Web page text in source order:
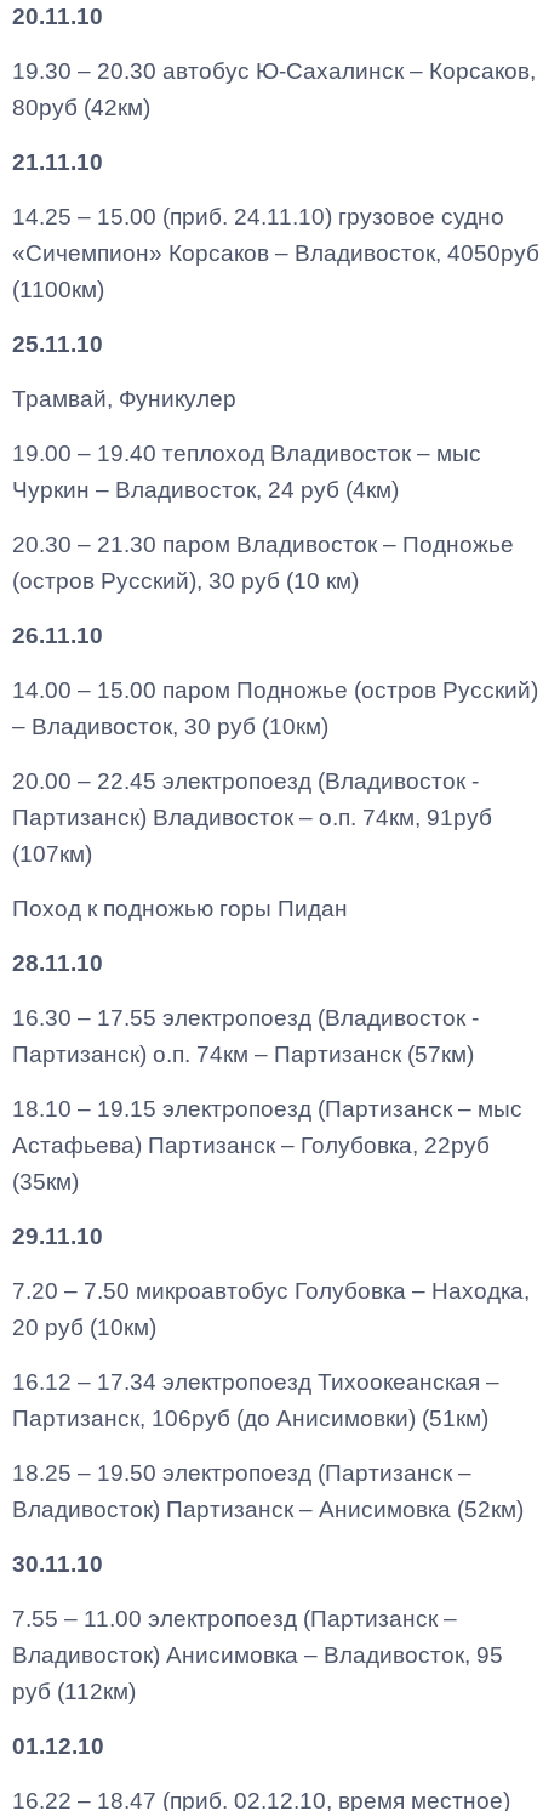
20.11.10
19.30 – 20.30 автобус Ю-Сахалинск – Корсаков,
80руб (42км)
21.11.10
14.25 – 15.00 (приб. 24.11.10) грузовое судно
«Сичемпион» Корсаков – Владивосток, 4050руб
(1100км)
25.11.10
Трамвай, Фуникулер
19.00 – 19.40 теплоход Владивосток – мыс
Чуркин – Владивосток, 24 руб (4км)
20.30 – 21.30 паром Владивосток – Подножье
(остров Русский), 30 руб (10 км)
26.11.10
14.00 – 15.00 паром Подножье (остров Русский)
– Владивосток, 30 руб (10км)
20.00 – 22.45 электропоезд (Владивосток -
Партизанск) Владивосток – о.п. 74км, 91руб
(107км)
Поход к подножью горы Пидан
28.11.10
16.30 – 17.55 электропоезд (Владивосток -
Партизанск) о.п. 74км – Партизанск (57км)
18.10 – 19.15 электропоезд (Партизанск – мыс
Астафьева) Партизанск – Голубовка, 22руб
(35км)
29.11.10
7.20 – 7.50 микроавтобус Голубовка – Находка,
20 руб (10км)
16.12 – 17.34 электропоезд Тихоокеанская –
Партизанск, 106руб (до Анисимовки) (51км)
18.25 – 19.50 электропоезд (Партизанск –
Владивосток) Партизанск – Анисимовка (52км)
30.11.10
7.55 – 11.00 электропоезд (Партизанск –
Владивосток) Анисимовка – Владивосток, 95
руб (112км)
01.12.10
16.22 – 18.47 (приб. 02.12.10, время местное)